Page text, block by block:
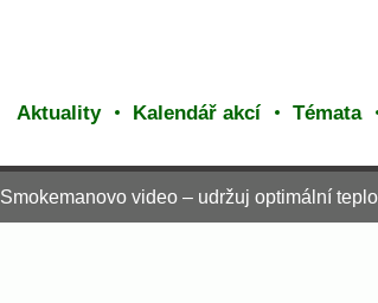
Aktuality Kalendář akcí Témata
Smokemanovo video – udržuj optimální